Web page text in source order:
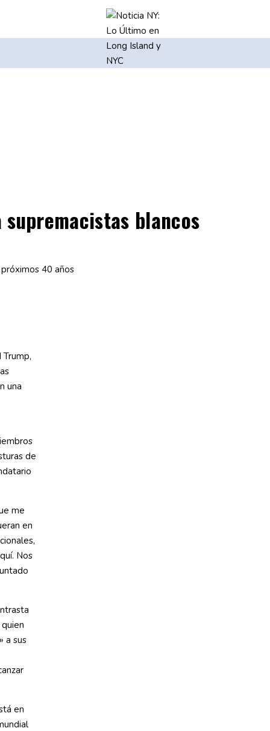
blancos
una
de
me
en
Nos
a sus
en